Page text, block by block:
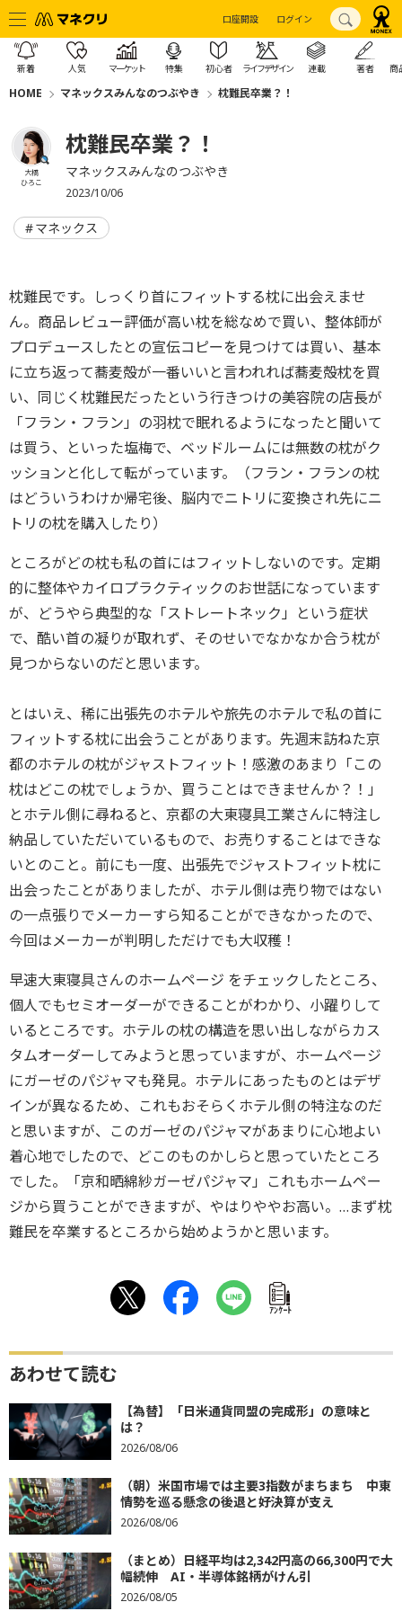
口座開設 ログイン
新着 人気 マーケット 特集 初心者 ライフデザイン 連載 著者 商
HOME マネックスみんなのつぶやき 枕難民卒業？！
大橋
ひろこ
枕難民卒業？！
マネックスみんなのつぶやき
2023/10/06
マネックス
枕難民です。しっくり首にフィットする枕に出会えませ
ん。商品レビュー評価が高い枕を総なめで買い、整体師が
プロデュースしたとの宣伝コピーを見つけては買い、基本
に立ち返って蕎麦殻が一番いいと言われれば蕎麦殻枕を買
い、同じく枕難民だったという行きつけの美容院の店長が
「フラン・フラン」の羽枕で眠れるようになったと聞いて
は買う、といった塩梅で、ベッドルームには無数の枕がク
ッションと化して転がっています。（フラン・フランの枕
はどういうわけか帰宅後、脳内でニトリに変換され先にニ
トリの枕を購入したり）
ところがどの枕も私の首にはフィットしないのです。定期
的に整体やカイロプラクティックのお世話になっています
が、どうやら典型的な「ストレートネック」という症状
で、酷い首の凝りが取れず、そのせいでなかなか合う枕が
見つからないのだと思います。
とはいえ、稀に出張先のホテルや旅先のホテルで私の首に
フィットする枕に出会うことがあります。先週末訪ねた京
都のホテルの枕がジャストフィット！感激のあまり「この
枕はどこの枕でしょうか、買うことはできませんか？！」
とホテル側に尋ねると、京都の大東寝具工業さんに特注し
納品していただいているもので、お売りすることはできな
いとのこと。前にも一度、出張先でジャストフィット枕に
出会ったことがありましたが、ホテル側は売り物ではない
の一点張りでメーカーすら知ることができなかったので、
今回はメーカーが判明しただけでも大収穫！
早速大東寝具さんのホームページ をチェックしたところ、
個人でもセミオーダーができることがわかり、小躍りして
いるところです。ホテルの枕の構造を思い出しながらカス
タムオーダーしてみようと思っていますが、ホームページ
にガーゼのパジャマも発見。ホテルにあったものとはデザ
インが異なるため、これもおそらくホテル側の特注なのだ
と思いますが、このガーゼのパジャマがあまりに心地よい
着心地でしたので、どこのものかしらと思っていたところ
でした。「京和晒綿紗ガーゼパジャマ」これもホームペー
ジから買うことができますが、やはりややお高い。…まず枕
難民を卒業するところから始めようかと思います。
ｱﾝｹｰﾄ
あわせて読む
【為替】「日米通貨同盟の完成形」の意味と
は？
2026/08/06
（朝）米国市場では主要3指数がまちまち 中東
情勢を巡る懸念の後退と好決算が支え
2026/08/06
（まとめ）日経平均は2,342円高の66,300円で大
幅続伸 AI・半導体銘柄がけん引
2026/08/05